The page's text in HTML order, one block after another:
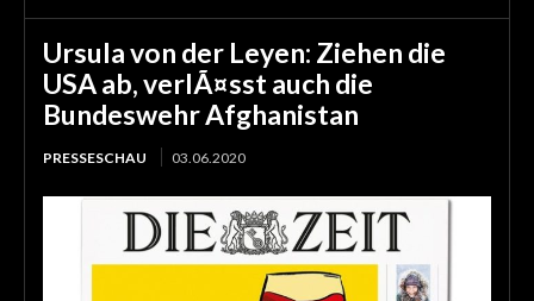
Ursula von der Leyen: Ziehen die
USA ab, verlÃ¤sst auch die
Bundeswehr Afghanistan
PRESSESCHAU 03.06.2020